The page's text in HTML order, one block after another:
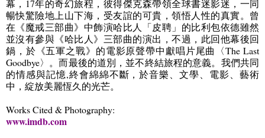
幕， 17年的奇幻旅程，彼得傑克森帶領全球書迷影迷，一同
暢快驚險地上山下海，受友誼的可貴，領悟人性的真實。曾
在《魔戒三部曲》中飾演哈比人「皮聘」的比利包依德雖然
並沒有參與《哈比人》三部曲的演出，不過，此回他幕後回
鍋，於《五軍之戰》的電影原聲帶中獻唱片尾曲〈The Last
Goodbye〉。而最後的道別，並不終結旅程的意義。我們共同
的情感與記憶,終會綿綿不斷，於音樂、文學、電影、藝術
中，綻放美麗恆久的光芒。
Works Cited & Photography:
www.imdb.com